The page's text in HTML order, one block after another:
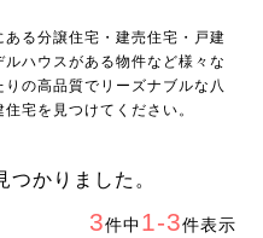
る分譲住宅・建売住宅・戸建
ハウスがある物件など様々な
の高品質でリーズナブルな八
宅を見つけてください。
つかりました。
3件中1-3件表示